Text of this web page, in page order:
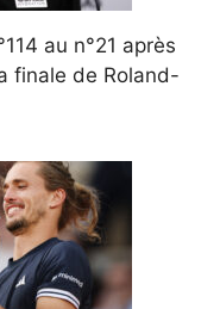
au n°21 après
finale de Roland-